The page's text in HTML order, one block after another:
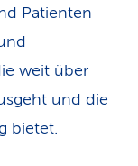
Patienten
weit über
und die
bietet.